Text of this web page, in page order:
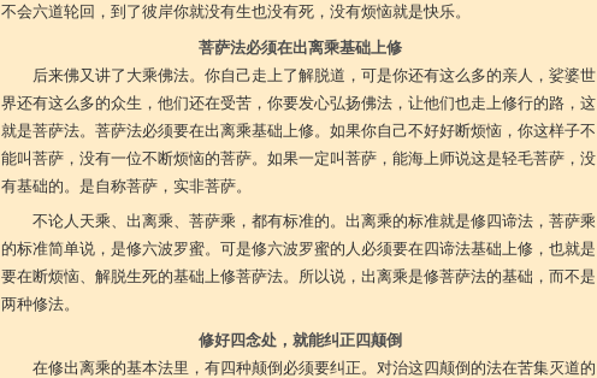
不会六道轮回，到了彼岸你就没有生也没有死，没有烦恼就是快乐。
菩萨法必须在出离乘基础上修
后来佛又讲了大乘佛法。你自己走上了解脱道，可是你还有这么多的亲人，娑婆世
界还有这么多的众生，他们还在受苦，你要发心弘扬佛法，让他们也走上修行的路，这
就是菩萨法。菩萨法必须要在出离乘基础上修。如果你自己不好好断烦恼，你这样子不
能叫菩萨，没有一位不断烦恼的菩萨。如果一定叫菩萨，能海上师说这是轻毛菩萨，没
有基础的。是自称菩萨，实非菩萨。
不论人天乘、出离乘、菩萨乘，都有标准的。出离乘的标准就是修四谛法，菩萨乘
的标准简单说，是修六波罗蜜。可是修六波罗蜜的人必须要在四谛法基础上修，也就是
要在断烦恼、解脱生死的基础上修菩萨法。所以说，出离乘是修菩萨法的基础，而不是
两种修法。
修好四念处，就能纠正四颠倒
在修出离乘的基本法里，有四种颠倒必须要纠正。对治这四颠倒的法在苦集灭道的